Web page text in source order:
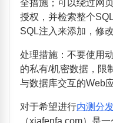
全措施；可以绕过网
授权，并检索整个
SQL注入来添加，修
处理措施：不要使用
的私有/机密数据，限
与数据库交互的Web
对于希望进行内测分